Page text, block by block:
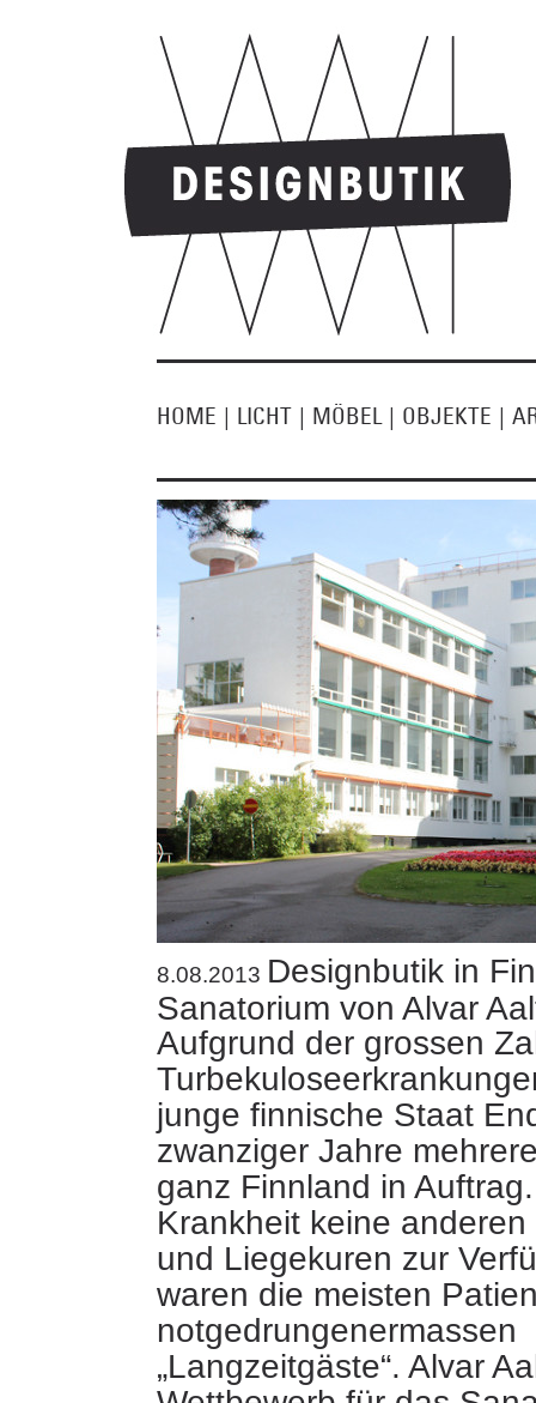
HOME | LICHT | MÖBEL | OBJEKTE |
8.08.2013 Designbutik in
Sanatorium von Alvar
Aufgrund der grossen
junge finnische Staat
zwanziger Jahre
ganz Finnland in Auftrag.
Krankheit keine
und Liegekuren zur
waren die meisten
notgedrungenermassen
„Langzeitgäste“. Alvar